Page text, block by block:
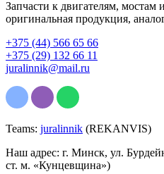
Запчасти к двигателям, мостам
оригинальная продукция,
+375 (44) 566 65 66
+375 (29) 132 66 11
juralinnik@mail.ru
Teams: juralinnik (REKANVIS)
Наш адрес: г. Минск, ул.
ст. м. «Кунцевщина»)